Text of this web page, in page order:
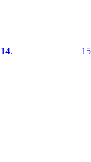
14.